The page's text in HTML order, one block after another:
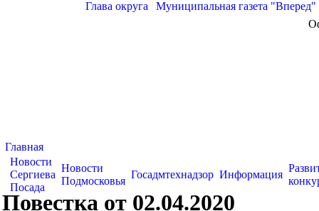
Глава округа Муниципальная газета "Вперед"
Главная
Новости
Сергиева
Посада
Новости
Подмосковья
Госадмтехнадзор Информация
Повестка от 02.04.2020